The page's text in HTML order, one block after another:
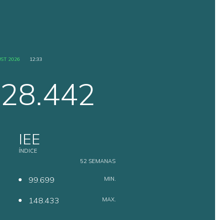
Fatores de Risco
2026 12:33
IEE
ÍNDICE
52 SEMANAS
99.699 MIN.
148.433 MAX.